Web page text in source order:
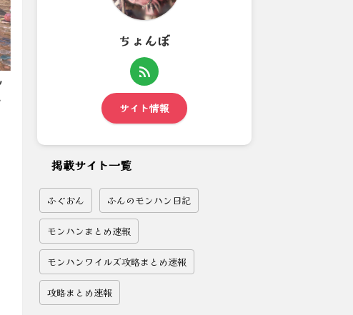
【モンハンワイルズ】レスポン
スがおかしいと感じる時って...
ちょんぼ
サイト情報
掲載サイト一覧
ふぐおん ふんのモンハン日記
モンハンまとめ速報
モンハンワイルズ攻略まとめ速報
攻略まとめ速報